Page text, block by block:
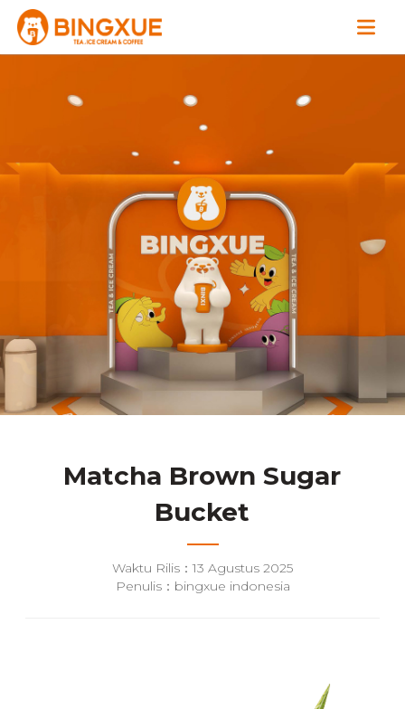
Matcha Brown Sugar
Bucket
Waktu Rilis：13 Agustus 2025
Penulis：bingxue indonesia